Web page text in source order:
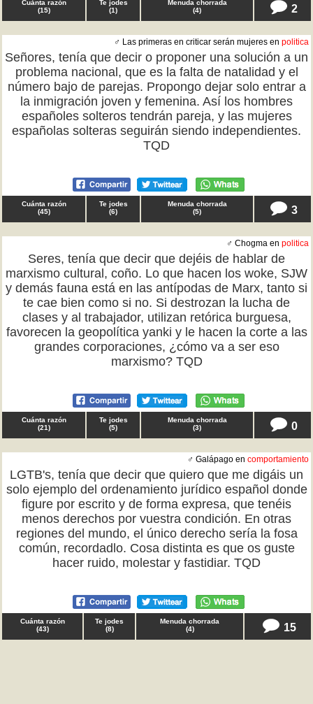
Cuánta razón
(15)
Te jodes
(1)
Menuda chorrada
(4) 2
♂ Las primeras en criticar serán mujeres en politica
Señores, tenía que decir o proponer una solución a un
problema nacional, que es la falta de natalidad y el
número bajo de parejas. Propongo dejar solo entrar a
la inmigración joven y femenina. Así los hombres
españoles solteros tendrán pareja, y las mujeres
españolas solteras seguirán siendo independientes.
TQD
Cuánta razón
(45)
Te jodes
(6)
Menuda chorrada
(5) 3
♂ Chogma en politica
Seres, tenía que decir que dejéis de hablar de
marxismo cultural, coño. Lo que hacen los woke, SJW
y demás fauna está en las antípodas de Marx, tanto si
te cae bien como si no. Si destrozan la lucha de
clases y al trabajador, utilizan retórica burguesa,
favorecen la geopolítica yanki y le hacen la corte a las
grandes corporaciones, ¿cómo va a ser eso
marxismo? TQD
Cuánta razón
(21)
Te jodes
(5)
Menuda chorrada
(3) 0
♂ Galápago en comportamiento
LGTB's, tenía que decir que quiero que me digáis un
solo ejemplo del ordenamiento jurídico español donde
figure por escrito y de forma expresa, que tenéis
menos derechos por vuestra condición. En otras
regiones del mundo, el único derecho sería la fosa
común, recordadlo. Cosa distinta es que os guste
hacer ruido, molestar y fastidiar. TQD
Cuánta razón
(43)
Te jodes
(8)
Menuda chorrada
(4) 15